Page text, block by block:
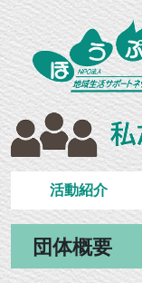
活動紹介
団体概要